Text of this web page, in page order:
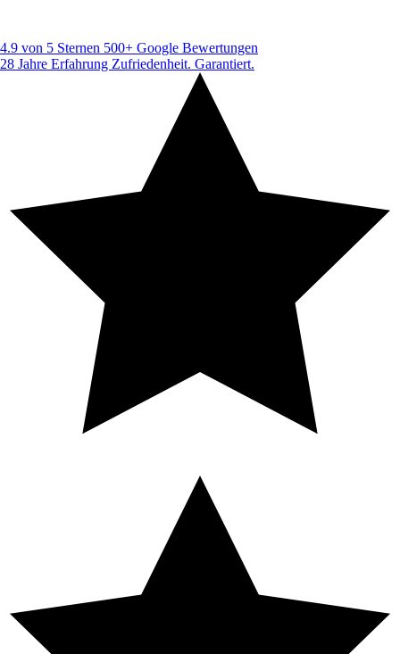
4.9 von 5 Sternen 500+ Google Bewertungen
28 Jahre Erfahrung Zufriedenheit. Garantiert.